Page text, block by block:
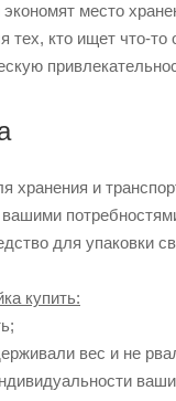
место
тех, кто ищет что-то
и
для упаковки
купить:
вес и не